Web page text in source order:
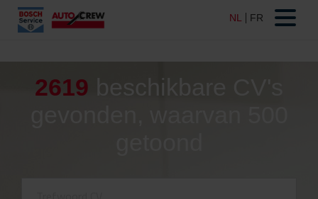
2619 beschikbare CV's